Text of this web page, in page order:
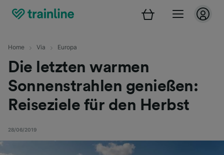
Home Via Europa
Die letzten warmen
Sonnenstrahlen genießen:
Reiseziele für den Herbst
28/06/2019